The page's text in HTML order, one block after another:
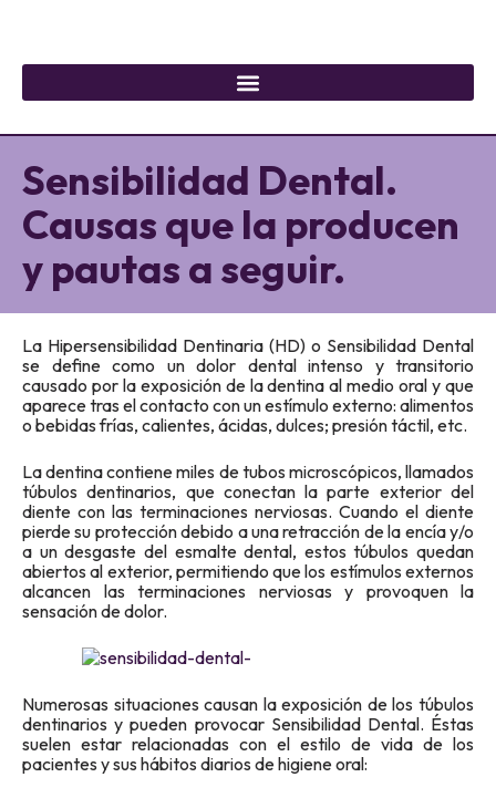
Sensibilidad Dental.
Causas que la producen
y pautas a seguir.
La Hipersensibilidad Dentinaria (HD) o Sensibilidad Dental
se define como un dolor dental intenso y transitorio
causado por la exposición dela dentina al medio oral y que
aparece tras el contacto con un estímulo externo: alimentos
o bebidas frías, calientes, ácidas, dulces; presión táctil, etc.
La dentina contiene miles de tubos microscópicos, llamados
túbulos dentinarios, que conectan la parte exterior del
diente con las terminaciones nerviosas. Cuando el diente
pierde su protección debido a una retracción de la encía y/o
a un desgaste del esmalte dental, estos túbulos quedan
abiertos al exterior, permitiendo que los estímulos externos
alcancen las terminaciones nerviosas y provoquen la
sensación de dolor.
Numerosas situaciones causan la exposición de los túbulos
dentinarios y pueden provocar Sensibilidad Dental. Éstas
suelen estar relacionadas con el estilo de vida de los
pacientes y sus hábitos diarios de higiene oral: